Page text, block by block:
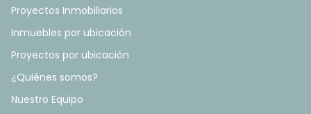
Proyectos Inmobiliarios
Inmuebles por ubicación
Proyectos por ubicación
¿Quiénes somos?
Nuestro Equipo